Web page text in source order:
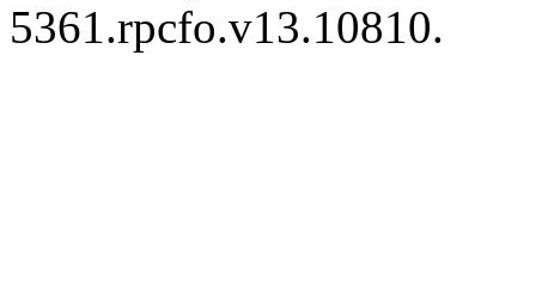
5361.rpcfo.v13.10810.